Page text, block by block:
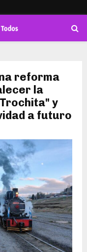
reforma
la
y
a futuro